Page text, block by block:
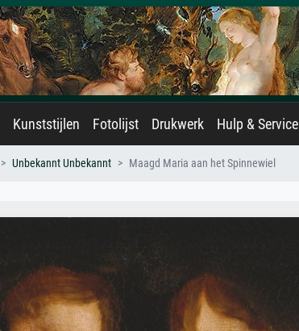
Kunststijlen Fotolijst Drukwerk Hulp & Service
Unbekannt Unbekannt Maagd Maria aan het Spinnewiel